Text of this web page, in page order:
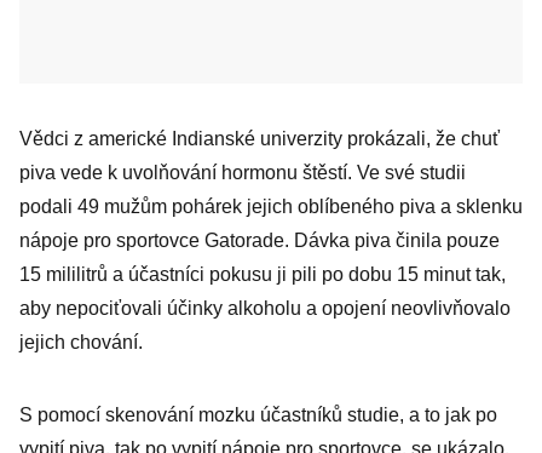
Vědci z americké Indianské univerzity prokázali, že chuť
piva vede k uvolňování hormonu štěstí. Ve své studii
podali 49 mužům pohárek jejich oblíbeného piva a sklenku
nápoje pro sportovce Gatorade. Dávka piva činila pouze
15 mililitrů a účastníci pokusu ji pili po dobu 15 minut tak,
aby nepociťovali účinky alkoholu a opojení neovlivňovalo
jejich chování.
S pomocí skenování mozku účastníků studie, a to jak po
vypití piva, tak po vypití nápoje pro sportovce, se ukázalo,